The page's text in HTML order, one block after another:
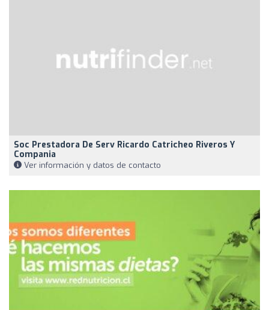
Soc Prestadora De Serv Ricardo Catricheo Riveros Y
Compania
Ver información y datos de contacto